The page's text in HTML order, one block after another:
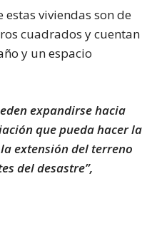
viviendas son de
cuadrados y cuentan
y un espacio
expandirse hacia
que pueda hacer la
extensión del terreno
del desastre”,